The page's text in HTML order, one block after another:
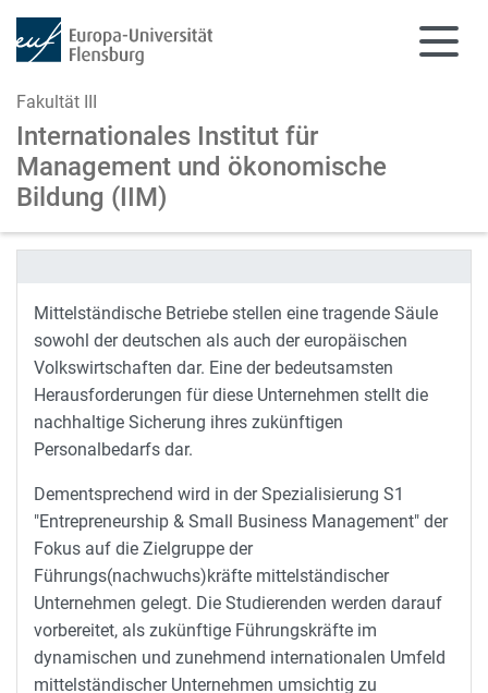
Zum Hauptinhalt springen
Zur Navigation springen
Fakultät III
Internationales Institut für
Management und ökonomische
Bildung (IIM)
Mittelständische Betriebe stellen eine tragende Säule
sowohl der deutschen als auch der europäischen
Volkswirtschaften dar. Eine der bedeutsamsten
Herausforderungen für diese Unternehmen stellt die
nachhaltige Sicherung ihres zukünftigen
Personalbedarfs dar.
Dementsprechend wird in der Spezialisierung S1
"Entrepreneurship & Small Business Management" der
Fokus auf die Zielgruppe der
Führungs(nachwuchs)kräfte mittelständischer
Unternehmen gelegt. Die Studierenden werden darauf
vorbereitet, als zukünftige Führungskräfte im
dynamischen und zunehmend internationalen Umfeld
mittelständischer Unternehmen umsichtig zu